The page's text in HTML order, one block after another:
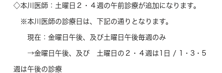
◇本川医師：土曜日２・４週の午前診療が追加になります。
※本川医師の診療日は、下記の通りとなります。
現在：金曜日午後、及び土曜日午後毎週のみ
→金曜日午後、及び 土曜日の２・４週は1日 / 1・3・5
週は午後の診療